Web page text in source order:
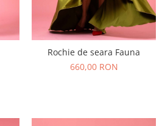
Rochie de seara Fauna
660,00 RON